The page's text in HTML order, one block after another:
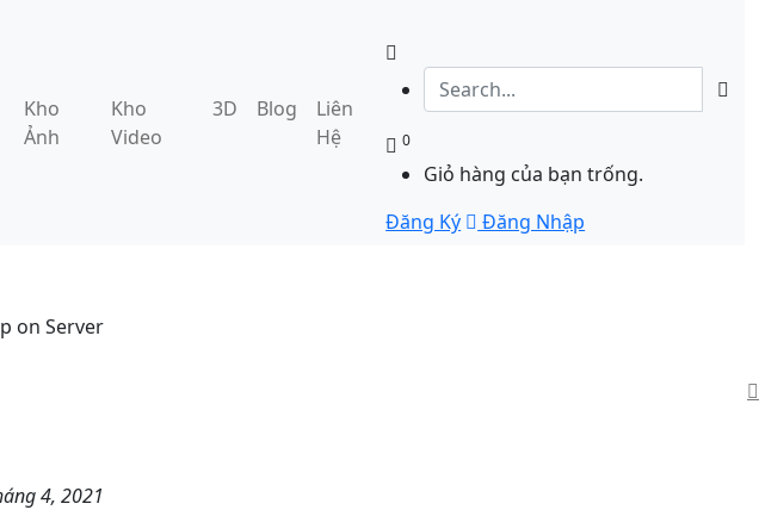
Kho
Ảnh
Kho
Video
3D Blog
Liên
Hệ
0
Giỏ hàng của bạn trống.
Đăng Ký
Đăng Nhập
on Server
4, 2021